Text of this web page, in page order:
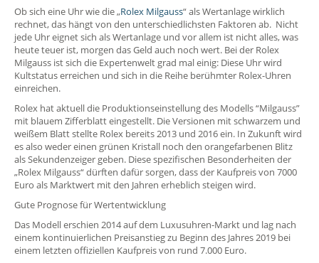
Ob sich eine Uhr wie die „Rolex Milgauss“ als Wertanlage wirklich
rechnet, das hängt von den unterschiedlichsten Faktoren ab. Nicht
jede Uhr eignet sich als Wertanlage und vor allem ist nicht alles, was
heute teuer ist, morgen das Geld auch noch wert. Bei der Rolex
Milgauss ist sich die Expertenwelt grad mal einig: Diese Uhr wird
Kultstatus erreichen und sich in die Reihe berühmter Rolex-Uhren
einreichen.
Rolex hat aktuell die Produktionseinstellung des Modells “Milgauss”
mit blauem Zifferblatt eingestellt. Die Versionen mit schwarzem und
weißem Blatt stellte Rolex bereits 2013 und 2016 ein. In Zukunft wird
es also weder einen grünen Kristall noch den orangefarbenen Blitz
als Sekundenzeiger geben. Diese spezifischen Besonderheiten der
„Rolex Milgauss“ dürften dafür sorgen, dass der Kaufpreis von 7000
Euro als Marktwert mit den Jahren erheblich steigen wird.
Gute Prognose für Wertentwicklung
Das Modell erschien 2014 auf dem Luxusuhren-Markt und lag nach
einem kontinuierlichen Preisanstieg zu Beginn des Jahres 2019 bei
einem letzten offiziellen Kaufpreis von rund 7.000 Euro.